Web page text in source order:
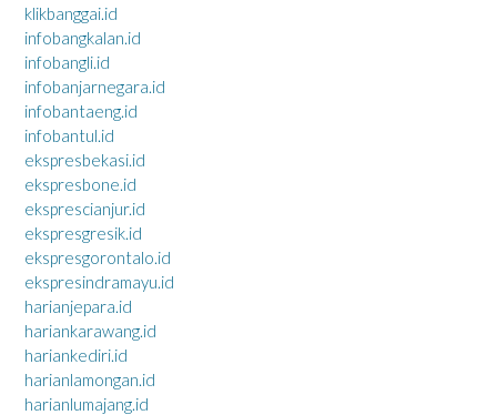
klikbanggai.id
infobangkalan.id
infobangli.id
infobanjarnegara.id
infobantaeng.id
infobantul.id
ekspresbekasi.id
ekspresbone.id
eksprescianjur.id
ekspresgresik.id
ekspresgorontalo.id
ekspresindramayu.id
harianjepara.id
hariankarawang.id
hariankediri.id
harianlamongan.id
harianlumajang.id